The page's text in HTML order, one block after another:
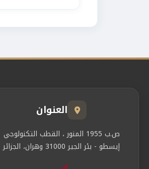
العنوان
ص.ب 1955 المنور ، القطب التكنولوجي
إيسطو - بئر الجير 31000 وهران، الجزائر